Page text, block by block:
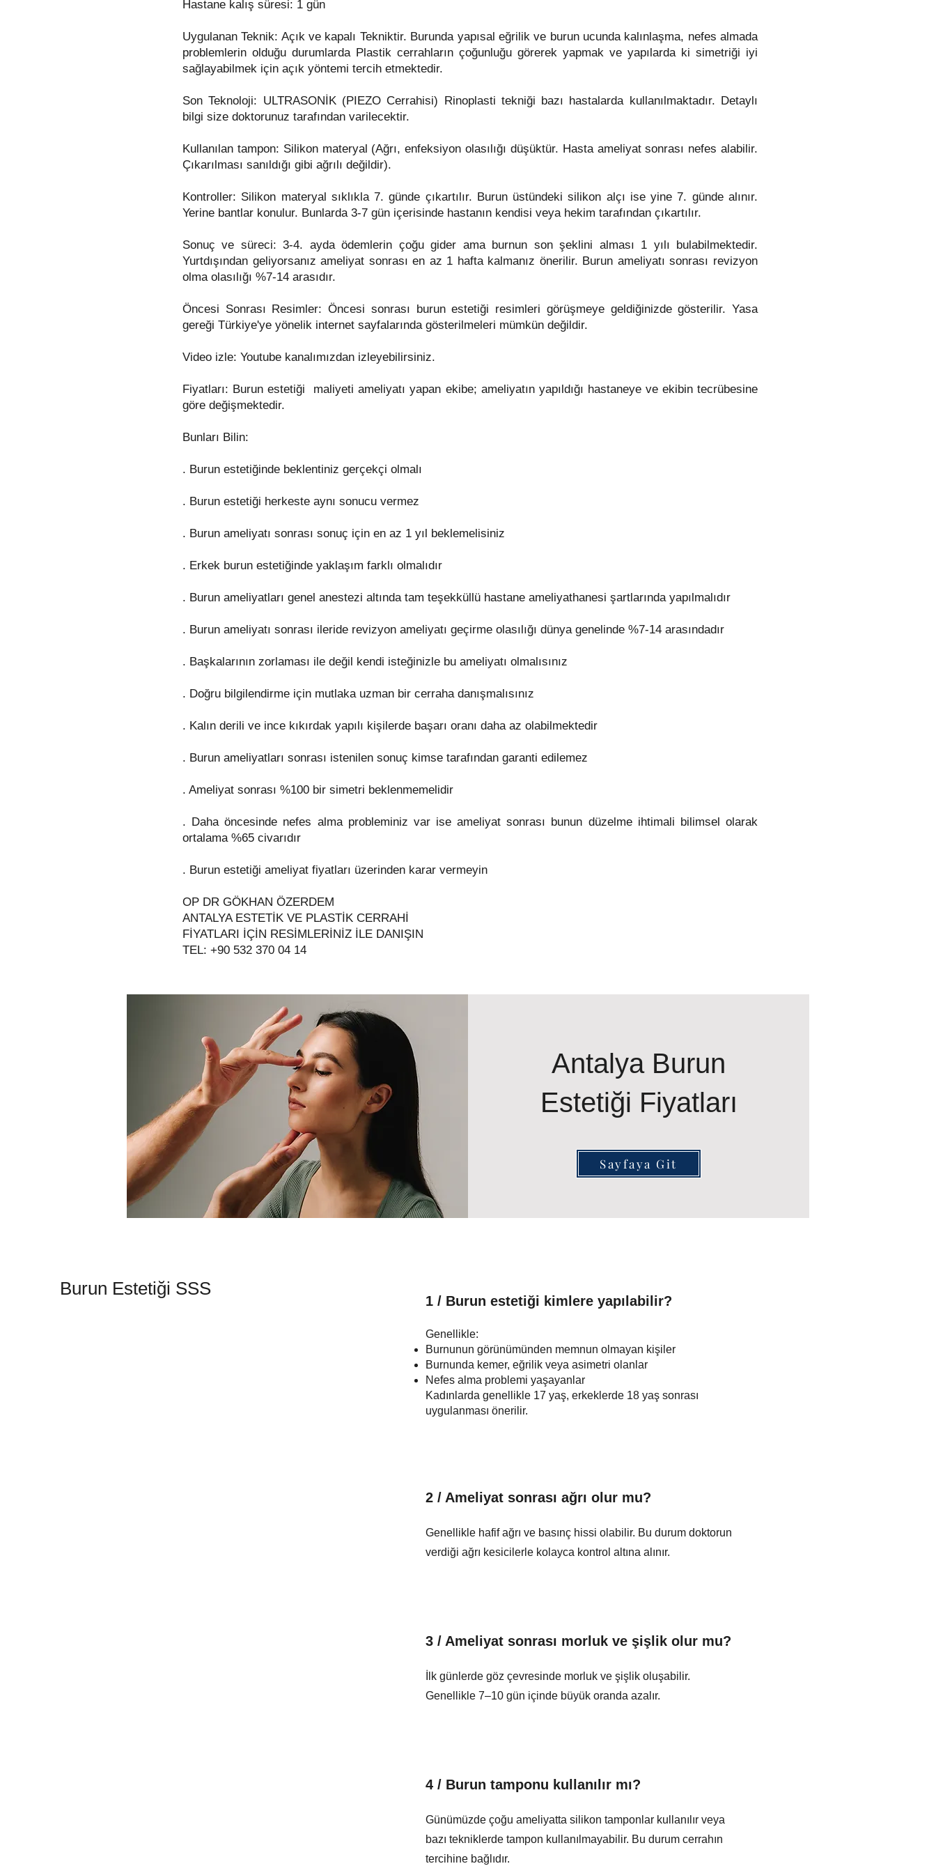
Hastane kalış süresi: 1 gün
Uygulanan Teknik: Açık ve kapalı Tekniktir. Burunda yapısal eğrilik ve burun ucunda kalınlaşma, nefes almada
problemlerin olduğu durumlarda Plastik cerrahların çoğunluğu görerek yapmak ve yapılarda ki simetriği iyi
sağlayabilmek için açık yöntemi tercih etmektedir.
Son Teknoloji: ULTRASONİK (PIEZO Cerrahisi) Rinoplasti tekniği bazı hastalarda kullanılmaktadır. Detaylı
bilgi size doktorunuz tarafından varilecektir.
Kullanılan tampon: Silikon materyal (Ağrı, enfeksiyon olasılığı düşüktür. Hasta ameliyat sonrası nefes alabilir.
Çıkarılması sanıldığı gibi ağrılı değildir).
Kontroller: Silikon materyal sıklıkla 7. günde çıkartılır. Burun üstündeki silikon alçı ise yine 7. günde alınır.
Yerine bantlar konulur. Bunlarda 3-7 gün içerisinde hastanın kendisi veya hekim tarafından çıkartılır.
Sonuç ve süreci: 3-4. ayda ödemlerin çoğu gider ama burnun son şeklini alması 1 yılı bulabilmektedir.
Yurtdışından geliyorsanız ameliyat sonrası en az 1 hafta kalmanız önerilir. Burun ameliyatı sonrası revizyon
olma olasılığı %7-14 arasıdır.
Öncesi Sonrası Resimler: Öncesi sonrası burun estetiği resimleri görüşmeye geldiğinizde gösterilir. Yasa
gereği Türkiye'ye yönelik internet sayfalarında gösterilmeleri mümkün değildir.
Video izle: Youtube kanalımızdan izleyebilirsiniz.
Fiyatları: Burun estetiği maliyeti ameliyatı yapan ekibe; ameliyatın yapıldığı hastaneye ve ekibin tecrübesine
göre değişmektedir.
Bunları Bilin:
. Burun estetiğinde beklentiniz gerçekçi olmalı
. Burun estetiği herkeste aynı sonucu vermez
. Burun ameliyatı sonrası sonuç için en az 1 yıl beklemelisiniz
. Erkek burun estetiğinde yaklaşım farklı olmalıdır
. Burun ameliyatları genel anestezi altında tam teşekküllü hastane ameliyathanesi şartlarında yapılmalıdır
. Burun ameliyatı sonrası ileride revizyon ameliyatı geçirme olasılığı dünya genelinde %7-14 arasındadır
. Başkalarının zorlaması ile değil kendi isteğinizle bu ameliyatı olmalısınız
. Doğru bilgilendirme için mutlaka uzman bir cerraha danışmalısınız
. Kalın derili ve ince kıkırdak yapılı kişilerde başarı oranı daha az olabilmektedir
. Burun ameliyatları sonrası istenilen sonuç kimse tarafından garanti edilemez
. Ameliyat sonrası %100 bir simetri beklenmemelidir
. Daha öncesinde nefes alma probleminiz var ise ameliyat sonrası bunun düzelme ihtimali bilimsel olarak
ortalama %65 civarıdır
. Burun estetiği ameliyat fiyatları üzerinden karar vermeyin
OP DR GÖKHAN ÖZERDEM
ANTALYA ESTETİK VE PLASTİK CERRAHİ
FİYATLARI İÇİN RESİMLERİNİZ İLE DANIŞIN
TEL: +90 532 370 04 14​
Antalya Burun
Estetiği Fiyatları
Sayfaya Git
Burun Estetiği SSS
1 / Burun estetiği kimlere yapılabilir?
Genellikle:
Burnunun görünümünden memnun olmayan kişiler
Burnunda kemer, eğrilik veya asimetri olanlar
Nefes alma problemi yaşayanlar
Kadınlarda genellikle 17 yaş, erkeklerde 18 yaş sonrası
uygulanması önerilir.
2 / Ameliyat sonrası ağrı olur mu?
Genellikle hafif ağrı ve basınç hissi olabilir. Bu durum doktorun
verdiği ağrı kesicilerle kolayca kontrol altına alınır.
3 / Ameliyat sonrası morluk ve şişlik olur mu?
İlk günlerde göz çevresinde morluk ve şişlik oluşabilir.
Genellikle 7–10 gün içinde büyük oranda azalır.
4 / Burun tamponu kullanılır mı?
Günümüzde çoğu ameliyatta silikon tamponlar kullanılır veya
bazı tekniklerde tampon kullanılmayabilir. Bu durum cerrahın
tercihine bağlıdır.